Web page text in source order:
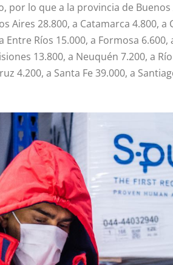
por lo que a la provincia de
Aires 28.800, a Catamarca 4.800, a
Ríos 15.000, a Formosa 6.600,
13.800, a Neuquén 7.200, a
4.200, a Santa Fe 39.000, a